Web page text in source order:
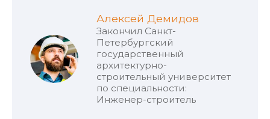
Алексей Демидов
Закончил Санкт-
Петербургский
государственный
архитектурно-
строительный университет
по специальности:
Инженер-строитель